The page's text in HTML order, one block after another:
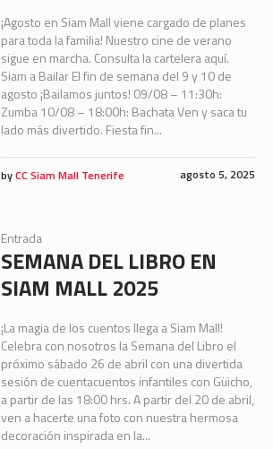
¡Agosto en Siam Mall viene cargado de planes
para toda la familia! Nuestro cine de verano
sigue en marcha. Consulta la cartelera aquí.
Siam a Bailar El fin de semana del 9 y 10 de
agosto ¡Bailamos juntos! 09/08 – 11:30h:
Zumba 10/08 – 18:00h: Bachata Ven y saca tu
lado más divertido. Fiesta fin...
agosto 5, 2025
byCC Siam Mall Tenerife
Entrada
SEMANA DEL LIBRO EN
SIAM MALL 2025
¡La magia de los cuentos llega a Siam Mall!
Celebra con nosotros la Semana del Libro el
próximo sábado 26 de abril con una divertida
sesión de cuentacuentos infantiles con Güicho,
a partir de las 18:00 hrs. A partir del 20 de abril,
ven a hacerte una foto con nuestra hermosa
decoración inspirada en la...